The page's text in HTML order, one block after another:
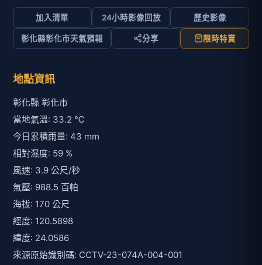
加入清單 24小時影像回放 歷史影像
彰化縣彰化市天氣預報 分享 限時特賣
地點資訊
彰化縣 彰化市
當地氣溫: 33.2 ℃
今日累積雨量: 43 mm
相對濕度: 59 %
風速: 3.9 公尺/秒
氣壓: 988.5 百帕
海拔: 170 公尺
經度: 120.5898
緯度: 24.0586
來源原始識別碼: CCTV-23-074A-004-001